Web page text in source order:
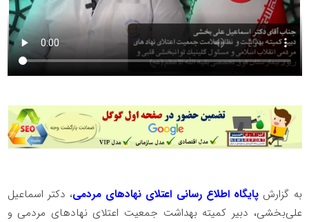
به گزارش پایگاه اطلاع رسانی اعتلای نهادهای مردمی، دکتر اسماعیل
علی‌بخشی، دبیر کمیته بهداشت جمعیت اعتلای نهادهای مردمی و